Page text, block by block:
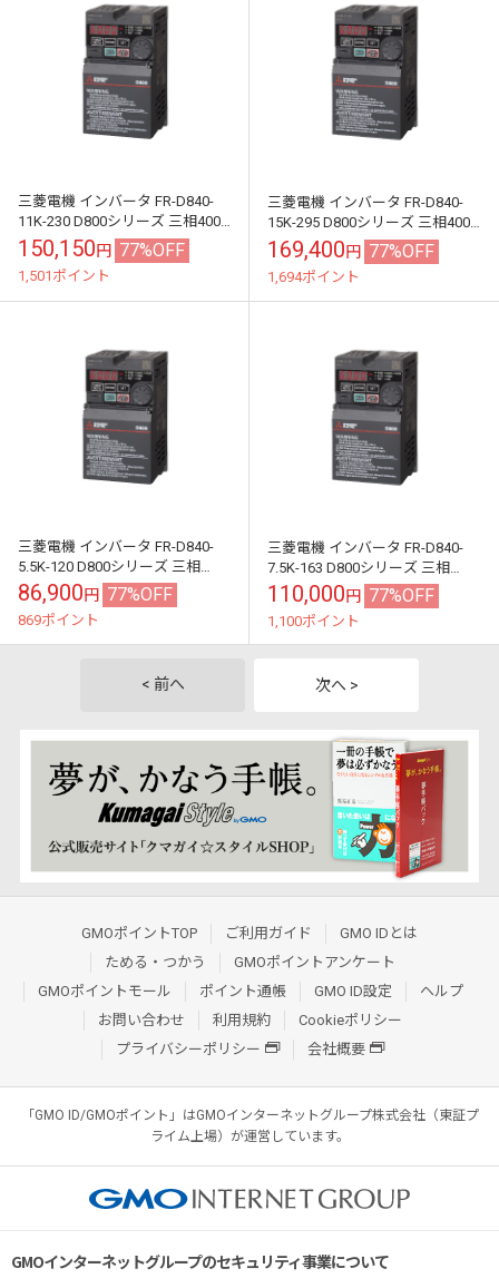
三菱電機 インバータ FR-D840-
11K-230 D800シリーズ 三相400V
11kW (三相モーター制御用) イン
バータ...
150,150円 77%OFF
1,501ポイント
三菱電機 インバータ FR-D840-
15K-295 D800シリーズ 三相400V
15kW (三相モーター制御用) イン
バータ...
169,400円 77%OFF
1,694ポイント
三菱電機 インバータ FR-D840-
5.5K-120 D800シリーズ 三相
400V 5.5kW (三相モーター制御
用) インバ...
86,900円 77%OFF
869ポイント
三菱電機 インバータ FR-D840-
7.5K-163 D800シリーズ 三相
400V 7.5kW (三相モーター制御
用) インバ...
110,000円 77%OFF
1,100ポイント
< 前へ 次へ >
GMOポイントTOP ご利用ガイド
GMO IDとは
ためる・つかう
GMOポイントアンケート
GMOポイントモール
ポイント通帳 GMO ID設定
ヘルプ
お問い合わせ
利用規約
Cookieポリシー
プライバシーポリシー
会社概要
「GMO ID/GMOポイント」はGMOインターネットグループ株式会社（東証プ
ライム上場）が運営しています。
GMOインターネットグループのセキュリティ事業について